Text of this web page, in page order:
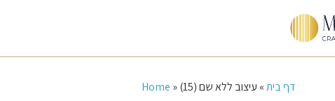
Home » דף בית» עיצוב ללא שם (15)